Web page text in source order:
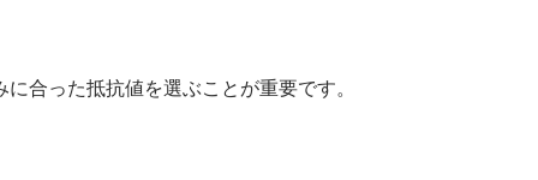
合った抵抗値を選ぶことが重要です。